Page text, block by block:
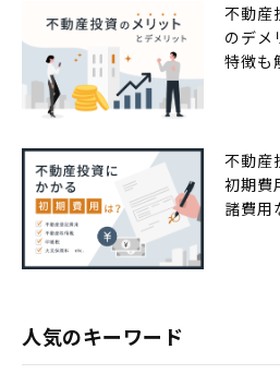
不動産
のデメ
特徴も
不動産
初期費
諸費用
人気のキーワード